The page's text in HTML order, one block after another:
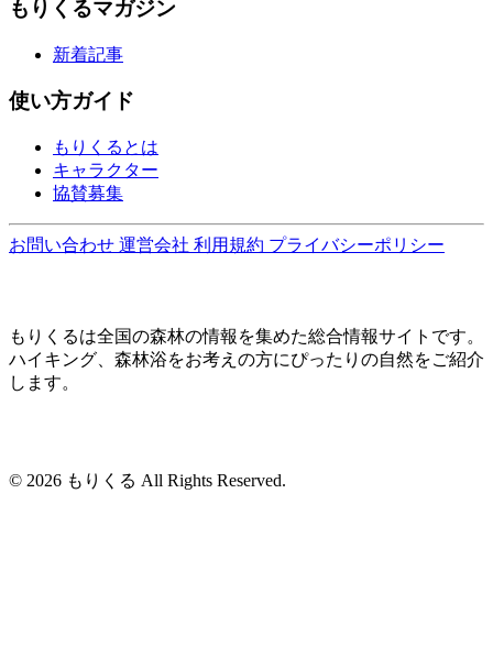
もりくるマガジン
新着記事
使い方ガイド
もりくるとは
キャラクター
協賛募集
お問い合わせ 運営会社 利用規約 プライバシーポリシー
もりくるは全国の森林の情報を集めた総合情報サイトです。
ハイキング、森林浴をお考えの方にぴったりの自然をご紹介
します。
© 2026 もりくる All Rights Reserved.